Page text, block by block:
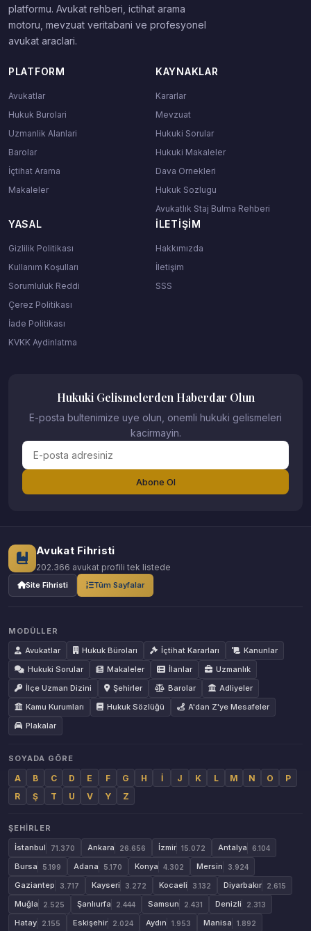
platformu. Avukat rehberi, ictihat arama
motoru, mevzuat veritabani ve profesyonel
avukat araclari.
PLATFORM
Avukatlar
Hukuk Burolari
Uzmanlik Alanlari
Barolar
İçtihat Arama
Makaleler
KAYNAKLAR
Kararlar
Mevzuat
Hukuki Sorular
Hukuki Makaleler
Dava Ornekleri
Hukuk Sozlugu
Avukatlık Staj Bulma Rehberi
YASAL
Gizlilik Politikası
Kullanım Koşulları
Sorumluluk Reddi
Çerez Politikası
İade Politikası
KVKK Aydinlatma
İLETIŞIM
Hakkımızda
İletişim
SSS
Hukuki Gelismelerden Haberdar Olun
E-posta bultenimize uye olun, onemli hukuki gelismeleri
kacirmayin.
Abone Ol
Avukat Fihristi
202.366 avukat profili tek listede
Site Fihristi Tüm Sayfalar
MODÜLLER
Avukatlar
Hukuk Büroları İçtihat Kararları
Kanunlar
Hukuki Sorular
Makaleler İlanlar
Uzmanlık
İlçe Uzman Dizini
Şehirler Barolar
Adliyeler
Kamu Kurumları
Hukuk Sözlüğü
A'dan Z'ye Mesafeler
Plakalar
SOYADA GÖRE
A B C D E F G H İ J K L M N O
P
R
Ş T U V Y Z
ŞEHIRLER
İstanbul
71.370 Ankara 26.656 İzmir 15.072 Antalya 6.104
Bursa 5.199 Adana 5.170 Konya 4.302 Mersin 3.924
Gaziantep 3.717 Kayseri 3.272 Kocaeli 3.132 Diyarbakır 2.615
Muğla 2.525 Şanlıurfa 2.444 Samsun 2.431 Denizli 2.313
Hatay 2.155 Eskişehir 2.024 Aydın 1.953 Manisa 1.892